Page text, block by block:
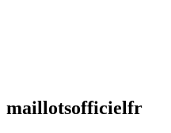
maillotsofficielfr